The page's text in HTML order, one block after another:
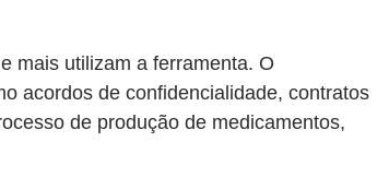
mais utilizam a ferramenta. O
acordos de confidencialidade, contratos
de produção de medicamentos,